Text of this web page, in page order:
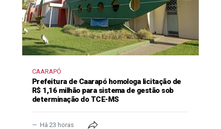
CAARAPÓ
Prefeitura de Caarapó homologa licitação de
R$ 1,16 milhão para sistema de gestão sob
determinação do TCE-MS
Há 23 horas